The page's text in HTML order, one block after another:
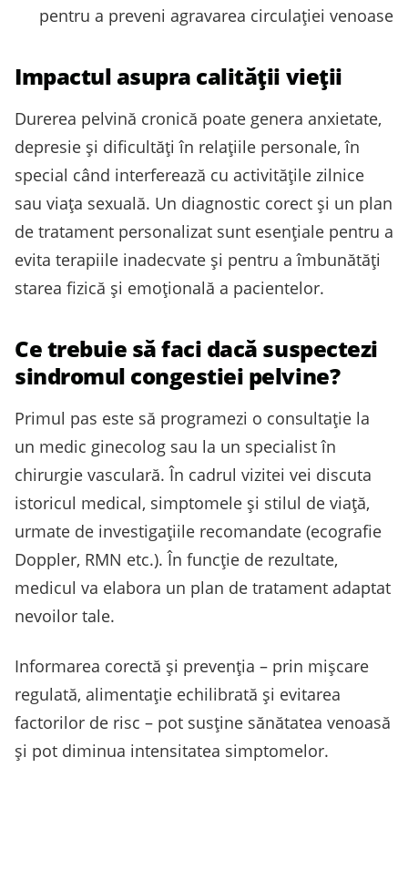
pentru a preveni agravarea circulaţiei venoase
Impactul asupra calităţii vieţii
Durerea pelvină cronică poate genera anxietate,
depresie și dificultăţi în relaţiile personale, în
special când interferează cu activitățile zilnice
sau viaţa sexuală. Un diagnostic corect și un plan
de tratament personalizat sunt esenţiale pentru a
evita terapiile inadecvate și pentru a îmbunătăţi
starea fizică și emoţională a pacientelor.
Ce trebuie să faci dacă suspectezi
sindromul congestiei pelvine?
Primul pas este să programezi o consultaţie la
un medic ginecolog sau la un specialist în
chirurgie vasculară. În cadrul vizitei vei discuta
istoricul medical, simptomele și stilul de viaţă,
urmate de investigaţiile recomandate (ecografie
Doppler, RMN etc.). În funcţie de rezultate,
medicul va elabora un plan de tratament adaptat
nevoilor tale.
Informarea corectă și prevenţia – prin mișcare
regulată, alimentație echilibrată și evitarea
factorilor de risc – pot susține sănătatea venoasă
și pot diminua intensitatea simptomelor.